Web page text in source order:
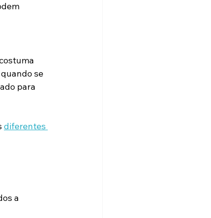
se
para
diferentes
a